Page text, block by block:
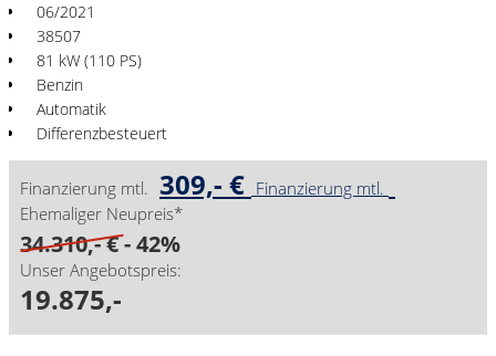
06/2021
38507
81 kW (110 PS)
Benzin
Automatik
Differenzbesteuert
Finanzierung mtl. 309,- € Finanzierung mtl.
Ehemaliger Neupreis*
34.310,- €- 42%
Unser Angebotspreis:
19.875,-